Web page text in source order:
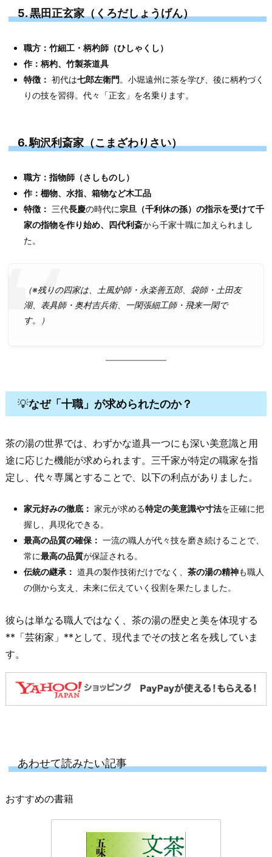
5. 黒田正玄家（くろだしょうげん）
職方：竹細工・柄杓師（ひしゃくし）
作：柄杓、竹製茶道具
特徴： 初代は七郎左衛門。小堀遠州に茶を学び、後に柄杓づく
りの技を習得。代々「正玄」を名乗ります。
6. 駒沢利斎家（こまざわりさい）
職方：指物師（さしものし）
作：棚物、水指、箱物など木工品
特徴： 三代長慶の時代に宗旦（千利休の孫）の指示を受けて千
家の指物を作り始め、四代利斎から千家十職に加えられまし
た。
（※残りの四家は、土風炉師・永楽善五郎、袋師・土田友
湖、表具師・奥村吉兵衛、一閑張細工師・飛来一閑で
す。）
💡なぜ「十職」が求められたのか？
茶の湯の世界では、わずかな道具一つにも深い美意識と用
途に応じた機能が求められます。三千家が特定の職家を指
定し、代々専属とすることで、以下の利点がありました。
家元好みの徹底： 家元が求める特定の美意識や寸法を正確に把
握し、具現化できる。
最高の品質の確保： 一流の職人が代々技を磨き続けることで、
常に最高の品質が保証される。
伝統の継承： 道具の製作技術だけでなく、 茶の湯の精神も職人
の側から支え、未来に伝えていく役割を果たしました。
彼らは単なる職人ではなく、茶の湯の歴史と美を体現する
**「芸術家」**として、現代までその技と名を残していま
す。
あわせて読みたい記事
おすすめの書籍